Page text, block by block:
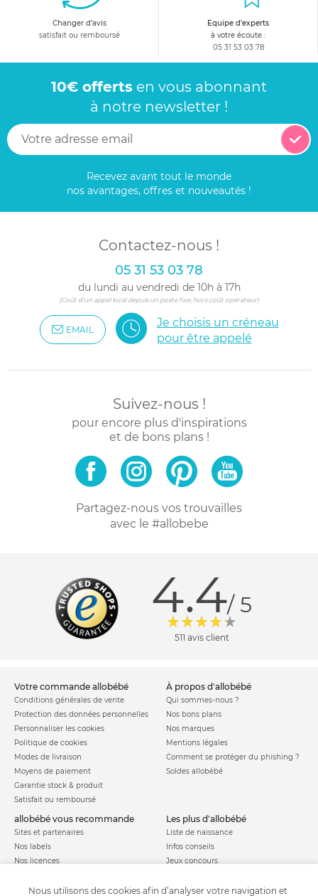
Changer d'avis
satisfait ou remboursé
Equipe d'experts
à votre écoute :
05 31 53 03 78
10€ offerts en vous abonnant
à notre newsletter !
Recevez avant tout le monde
nos avantages, offres et nouveautés !
Contactez-nous !
05 31 53 03 78
du lundi au vendredi de 10h à 17h
(Coût d'un appel local depuis un poste fixe, hors coût opérateur)
EMAIL
Je choisis un créneau
pour être appelé
Suivez-nous !
pour encore plus d'inspirations
et de bons plans !
Partagez-nous vos trouvailles
avec le #allobebe
4.4/ 5
511 avis client
votre commande allobébé
Conditions générales de vente
Protection des données personnelles
Personnaliser les cookies
Politique de cookies
Modes de livraison
Moyens de paiement
Garantie stock & produit
Satisfait ou remboursé
à propos d'allobébé
Qui sommes-nous ?
Nos bons plans
Nos marques
Mentions légales
Comment se protéger du phishing ?
Soldes allobébé
allobébé vous recommande
Sites et partenaires
Nos labels
Nos licences
les plus d'allobébé
Liste de naissance
Infos conseils
Jeux concours
Parrainage
Nous utilisons des cookies afin d’analyser votre navigation et